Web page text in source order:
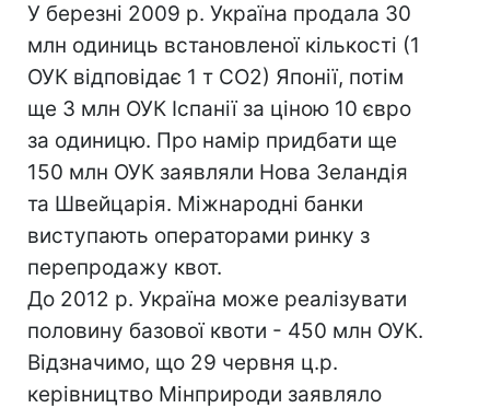
У березні 2009 р. Україна продала 30
млн одиниць встановленої кількості (1
ОУК відповідає 1 т СО2) Японії, потім
ще 3 млн ОУК Іспанії за ціною 10 євро
за одиницю. Про намір придбати ще
150 млн ОУК заявляли Нова Зеландія
та Швейцарія. Міжнародні банки
виступають операторами ринку з
перепродажу квот.
До 2012 р. Україна може реалізувати
половину базової квоти - 450 млн ОУК.
Відзначимо, що 29 червня ц.р.
керівництво Мінприроди заявляло